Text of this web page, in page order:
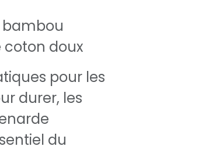
bambou
coton doux
pour les
durer, les
du